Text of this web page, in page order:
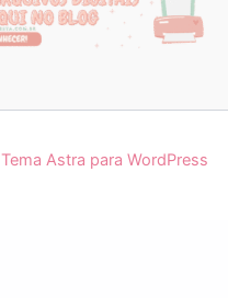
Tema Astra para WordPress